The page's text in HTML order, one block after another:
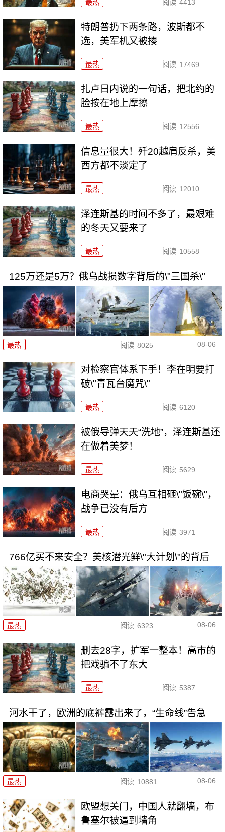
最热 阅读 4413
特朗普扔下两条路，波斯都不
选，美军机又被揍
最热 阅读 17469
扎卢日内说的一句话，把北约的
脸按在地上摩擦
最热 阅读 12556
信息量很大！歼20越肩反杀，美
西方都不淡定了
最热 阅读 12010
泽连斯基的时间不多了，最艰难
的冬天又要来了
最热 阅读 10558
125万还是5万？俄乌战损数字背后的\"三国杀\"
最热 阅读 8025 08-06
对检察官体系下手！李在明要打
破\"青瓦台魔咒\"
最热 阅读 6120
被俄导弹天天“洗地”，泽连斯基还
在做着美梦！
最热 阅读 5629
电商哭晕：俄乌互相砸\"饭碗\"，
战争已没有后方
最热 阅读 3971
766亿买不来安全？美核潜光鲜\"大计划\"的背后
最热 阅读 6323 08-06
删去28字，扩军一整本！高市的
把戏骗不了东大
最热 阅读 5387
河水干了，欧洲的底裤露出来了，“生命线”告急
最热 阅读 10881 08-06
欧盟想关门，中国人就翻墙，布
鲁塞尔被逼到墙角